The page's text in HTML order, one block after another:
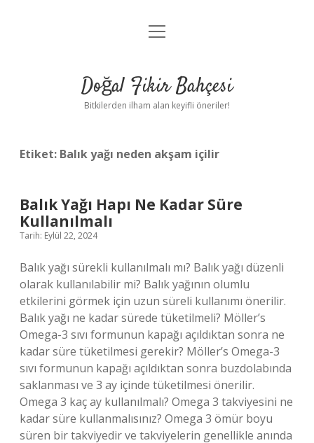
Anasayfa
Yasal Uyarı
menüyü
Doğal Fikir Bahçesi
Bitkilerden ilham alan keyifli öneriler!
Etiket: Balık yağı neden akşam içilir
Balık Yağı Hapı Ne Kadar Süre
Kullanılmalı
Tarih: Eylül 22, 2024
Balık yağı sürekli kullanılmalı mı? Balık yağı düzenli
olarak kullanılabilir mi? Balık yağının olumlu
etkilerini görmek için uzun süreli kullanımı önerilir.
Balık yağı ne kadar sürede tüketilmeli? Möller’s
Omega-3 sıvı formunun kapağı açıldıktan sonra ne
kadar süre tüketilmesi gerekir? Möller’s Omega-3
sıvı formunun kapağı açıldıktan sonra buzdolabında
saklanması ve 3 ay içinde tüketilmesi önerilir.
Omega 3 kaç ay kullanılmalı? Omega 3 takviyesini ne
kadar süre kullanmalısınız? Omega 3 ömür boyu
süren bir takviyedir ve takviyelerin genellikle anında